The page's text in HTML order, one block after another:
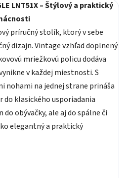
LNT51X – Štýlový a praktický
príručný stolík, ktorý v sebe
dizajn. Vintage vzhľad doplnený
mriežkovú policu dodáva
v každej miestnosti. S
nohami na jednej strane prináša
klasického usporiadania
obývačky, ale aj do spálne či
elegantný a praktický